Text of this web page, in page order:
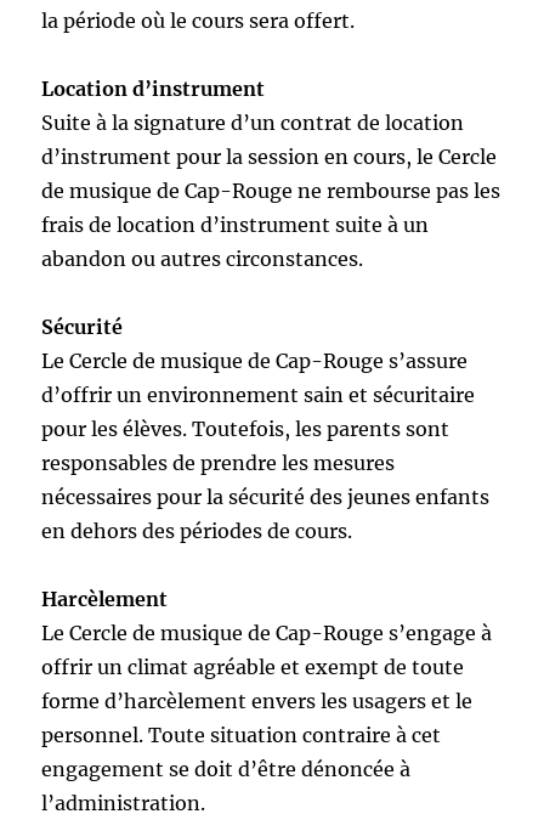
la période où le cours sera offert.
Location d’instrument
Suite à la signature d’un contrat de location
d’instrument pour la session en cours, le Cercle
de musique de Cap-Rouge ne rembourse pas les
frais de location d’instrument suite à un
abandon ou autres circonstances.
Sécurité
Le Cercle de musique de Cap-Rouge s’assure
d’offrir un environnement sain et sécuritaire
pour les élèves. Toutefois, les parents sont
responsables de prendre les mesures
nécessaires pour la sécurité des jeunes enfants
en dehors des périodes de cours.
Harcèlement
Le Cercle de musique de Cap-Rouge s’engage à
offrir un climat agréable et exempt de toute
forme d’harcèlement envers les usagers et le
personnel. Toute situation contraire à cet
engagement se doit d’être dénoncée à
l’administration.